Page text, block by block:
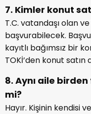
7. Kimler konut
T.C. vatandaşı olan
başvurabilecek.
kayıtlı bağımsız bir
TOKİ’den konut satın
8. Aynı aile
mi?
Hayır. Kişinin kendisi